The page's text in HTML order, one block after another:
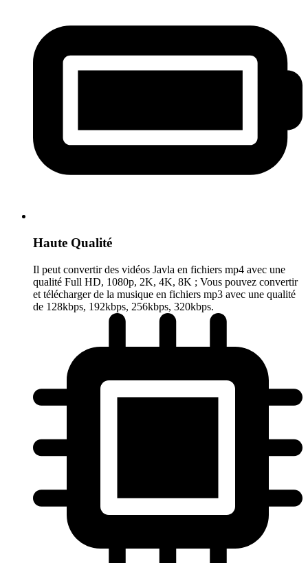
Haute Qualité
Il peut convertir des vidéos Javla en fichiers mp4 avec une
qualité Full HD, 1080p, 2K, 4K, 8K ; Vous pouvez convertir
et télécharger de la musique en fichiers mp3 avec une qualité
de 128kbps, 192kbps, 256kbps, 320kbps.